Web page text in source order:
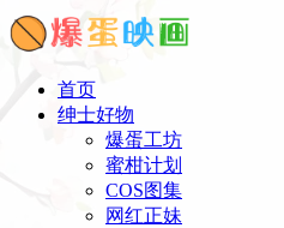
首页
绅士好物
爆蛋工坊
蜜柑计划
COS图集
网红正妹